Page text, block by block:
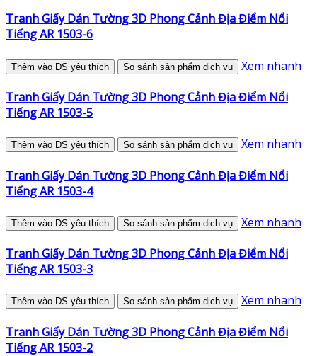
Tranh Giấy Dán Tường 3D Phong Cảnh Địa Điểm Nổi
Tiếng AR 1503-6
Thêm vào DS yêu thích So sánh sản phẩm dịch vụ Xem nhanh
Tranh Giấy Dán Tường 3D Phong Cảnh Địa Điểm Nổi
Tiếng AR 1503-5
Thêm vào DS yêu thích So sánh sản phẩm dịch vụ Xem nhanh
Tranh Giấy Dán Tường 3D Phong Cảnh Địa Điểm Nổi
Tiếng AR 1503-4
Thêm vào DS yêu thích So sánh sản phẩm dịch vụ Xem nhanh
Tranh Giấy Dán Tường 3D Phong Cảnh Địa Điểm Nổi
Tiếng AR 1503-3
Thêm vào DS yêu thích So sánh sản phẩm dịch vụ Xem nhanh
Tranh Giấy Dán Tường 3D Phong Cảnh Địa Điểm Nổi
Tiếng AR 1503-2